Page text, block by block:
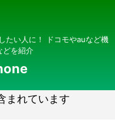
たい人に！ ドコモやauなど機
どを紹介
まれています